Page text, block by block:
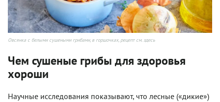
Овсянка с белыми сушеными грибами, в горшочках, рецепт см. здесь
Чем сушеные грибы для здоровья
хороши
Научные исследования показывают, что лесные («дикие»)